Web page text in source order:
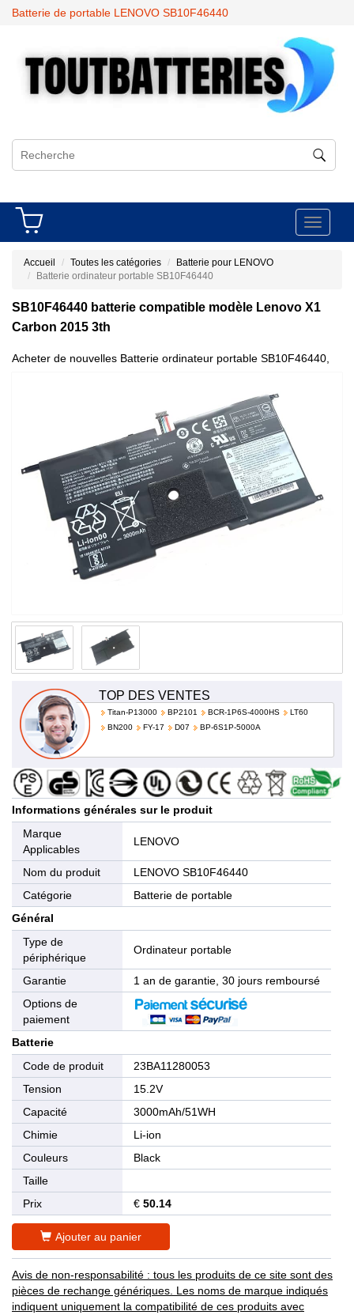
Batterie de portable LENOVO SB10F46440
Toggle
Accueil Toutes les catégories
Batterie pour LENOVO
Batterie ordinateur portable SB10F46440
SB10F46440 batterie compatible modèle Lenovo X1
Carbon 2015 3th
Acheter de nouvelles Batterie ordinateur portable SB10F46440,
TOP DES VENTES
Titan-P13000 BP2101 BCR-1P6S-4000HS
LT60
BN200
FY-17 D07 BP-6S1P-5000A
Informations générales sur le produit
Marque
Applicables
LENOVO
Nom du produit
LENOVO SB10F46440
Catégorie
Batterie de portable
Général
Type de
périphérique
Ordinateur portable
Garantie
1 an de garantie, 30 jours remboursé
Options de
paiement
Batterie
Code de produit
23BA11280053
Tension
15.2V
Capacité
3000mAh/51WH
Chimie
Li-ion
Couleurs
Black
Taille
Prix
€ 50.14
Ajouter au panier
Avis de non-responsabilité : tous les produits de ce site sont des
pièces de rechange génériques. Les noms de marque indiqués
indiquent uniquement la compatibilité de ces produits avec